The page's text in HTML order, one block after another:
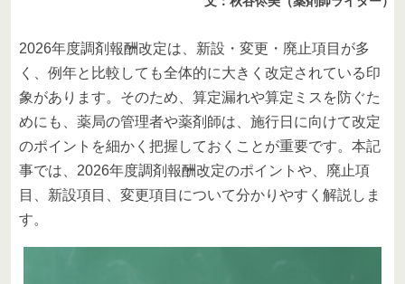
2026年度調剤報酬改定は、新設・変更・廃止項目が多
く、例年と比較しても全体的に大きく改定されている印
象があります。そのため、算定漏れや算定ミスを防ぐた
めにも、薬局の管理者や薬剤師は、施行日に向けて改定
のポイントを細かく把握しておくことが重要です。本記
事では、2026年度調剤報酬改定のポイントや、廃止項
目、新設項目、変更項目について分かりやすく解説しま
す。